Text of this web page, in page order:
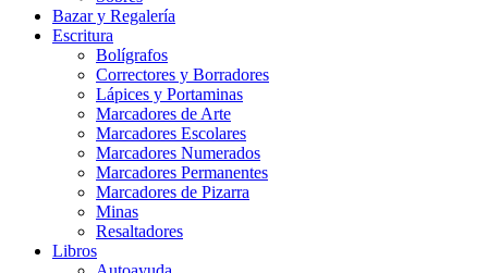
Bazar y Regalería
Escritura
Bolígrafos
Correctores y Borradores
Lápices y Portaminas
Marcadores de Arte
Marcadores Escolares
Marcadores Numerados
Marcadores Permanentes
Marcadores de Pizarra
Minas
Resaltadores
Libros